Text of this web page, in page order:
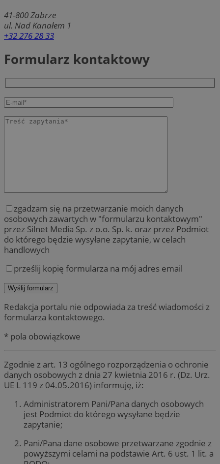
41-800Zabrze
ul. Nad Kanałem 1
+32 276 28 33
Formularz kontaktowy
zgadzam się na przetwarzanie moich danych
osobowych zawartych w "formularzu kontaktowym"
przez Silnet Media Sp. z o.o. Sp. k. oraz przez Podmiot
do którego będzie wysyłane zapytanie, w celach
handlowych
prześlij kopię formularza na mój adres email
Redakcja portalu nie odpowiada za treść wiadomości z
formularza kontaktowego.
* pola obowiązkowe
Zgodnie z art. 13 ogólnego rozporządzenia o ochronie
danych osobowych z dnia 27 kwietnia 2016 r. (Dz. Urz.
UE L 119 z 04.05.2016) informuję, iż:
Administratorem Pani/Pana danych osobowych
jest Podmiot do którego wysyłane będzie
zapytanie;
Pani/Pana dane osobowe przetwarzane zgodnie z
powyższymi celami na podstawie Art. 6 ust. 1 lit. a